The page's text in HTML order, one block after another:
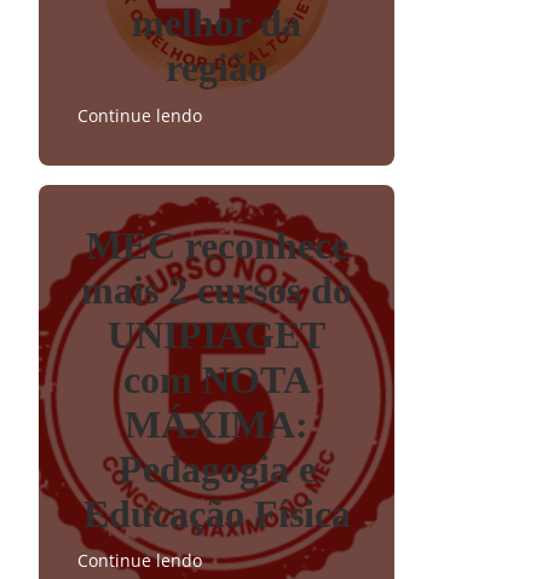
melhor da
região
Continue lendo
MEC reconhece
mais 2 cursos do
UNIPIAGET
com NOTA
MÁXIMA:
Pedagogia e
Educação Física
Continue lendo